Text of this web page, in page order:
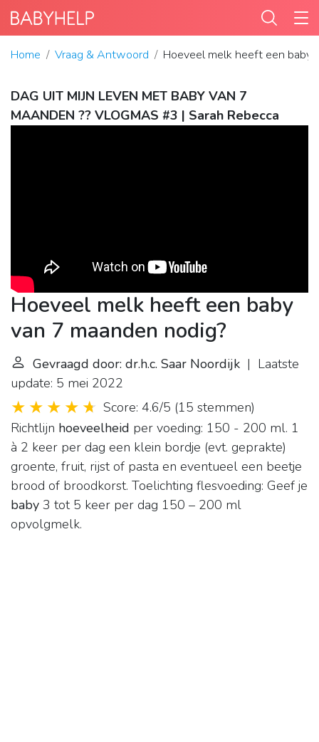
Home Vraag & Antwoord Hoeveel melk heeft een baby
DAG UIT MIJN LEVEN MET BABY VAN 7
MAANDEN ?? VLOGMAS #3 | Sarah Rebecca
Hoeveel melk heeft een baby
van 7 maanden nodig?
Gevraagd door: dr.h.c. Saar Noordijk | Laatste
update: 5 mei 2022
Score: 4.6/5 (15 stemmen)
Richtlijn hoeveelheid per voeding: 150 - 200 ml. 1
à 2 keer per dag een klein bordje (evt. geprakte)
groente, fruit, rijst of pasta en eventueel een beetje
brood of broodkorst. Toelichting flesvoeding: Geef je
baby 3 tot 5 keer per dag 150 – 200 ml
opvolgmelk.